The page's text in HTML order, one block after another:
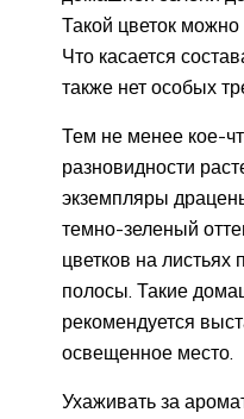
Такой цветок
Что касается
также нет особых
Тем не менее кое-
разновидности
экземпляры
темно-зеленый
цветков на листьях
полосы. Такие
рекомендуется
освещенное место.
Ухаживать за